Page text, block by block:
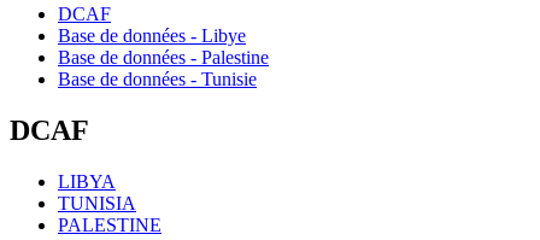
DCAF
Base de données - Libye
Base de données - Palestine
Base de données - Tunisie
DCAF
LIBYA
TUNISIA
PALESTINE